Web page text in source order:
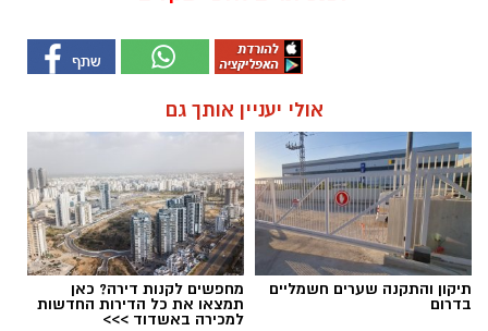
אולי יעניין אותך גם
תיקון והתקנה שערים חשמליים
בדרום
מחפשים לקנות דירה? כאן
תמצאו את כל הדירות החדשות
למכירה באשדוד >>>